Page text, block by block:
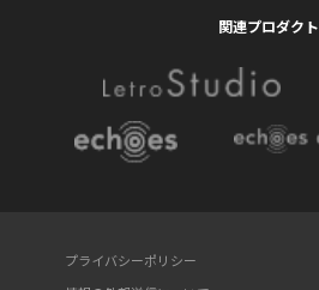
関連プロダクト
プライバシーポリシー